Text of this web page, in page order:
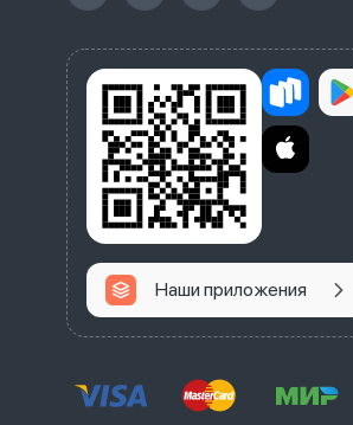
Наши приложения